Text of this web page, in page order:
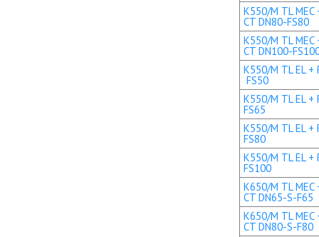
K550/M TL MEC
CT DN80-FS80
K550/M TL MEC
CT DN100-
K550/M TL EL +
FS50
K550/M TL EL +
FS65
K550/M TL EL +
FS80
K550/M TL EL +
FS100
K650/M TL MEC
CT DN65-S-F65
K650/M TL MEC
CT DN80-S-F80